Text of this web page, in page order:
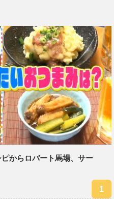
からロバート馬場、サー